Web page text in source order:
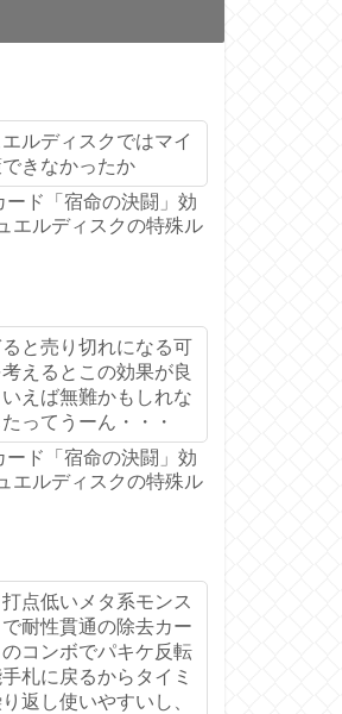
ルディスクではマイ
きなかったか
ド「宿命の決闘」効
エルディスクの特殊ル
と売り切れになる可
えるとこの効果が良
えば無難かもしれな
ってうーん・・・
ド「宿命の決闘」効
エルディスクの特殊ル
点低いメタ系モンス
耐性貫通の除去カー
コンボでパキケ反転
札に戻るからタイミ
返し使いやすいし、